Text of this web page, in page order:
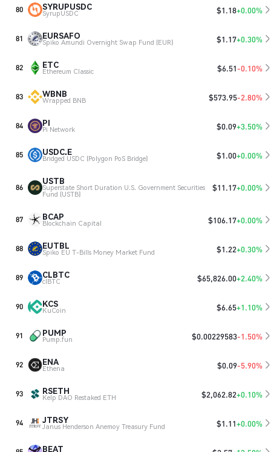
80 SYRUPUSDC
SyrupUSDC $1.18+0.00%
81 EURSAFO
Spiko Amundi Overnight Swap Fund (EUR) $1.17+0.30%
82 ETC
Ethereum Classic $6.51-0.10%
83 WBNB
Wrapped BNB $573.95-2.80%
84 PI
Pi Network $0.09+3.50%
85 USDC.E
Bridged USDC (Polygon PoS Bridge) $1.00+0.00%
86
USTB
Superstate Short Duration U.S. Government Securities
Fund (USTB)
$11.17+0.00%
87 BCAP
Blockchain Capital $106.17+0.00%
88 EUTBL
Spiko EU T-Bills Money Market Fund $1.22+0.30%
89 CLBTC
clBTC $65,826.00+2.40%
90 KCS
KuCoin $6.65+1.10%
91 PUMP
Pump.fun $0.00229583-1.50%
92 ENA
Ethena $0.09-5.90%
93 RSETH
Kelp DAO Restaked ETH $2,062.82+0.10%
94 JTRSY
Janus Henderson Anemoy Treasury Fund $1.11+0.00%
BEAT